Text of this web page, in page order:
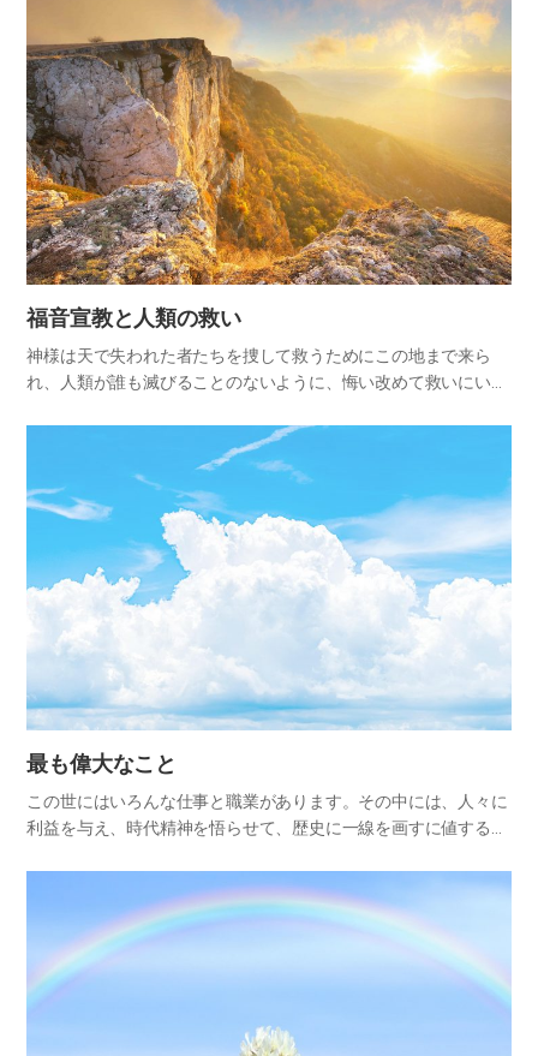
福音宣教と人類の救い
神様は天で失われた者たちを捜して救うためにこの地まで来ら
れ、人類が誰も滅びることのないように、悔い改めて救いにいた
供たちに福音の良い知らせを世界中くまなく宣べ伝えて、世のす
最も偉大なこと
この世にはいろんな仕事と職業があります。その中には、人々に
利益を与え、時代精神を悟らせて、歴史に一線を画すに値する偉
か? 神様はとても偉大です。偉大なる神様が経営なさり、導かれ